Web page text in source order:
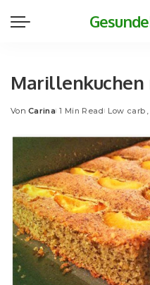
Marillenkuchen
Posted
Von Carina 1 Min Read Low carb